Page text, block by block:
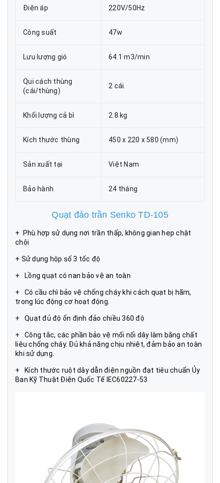
Điện áp 220V/50Hz
Công suất 47w
Lưu lượng gió 64.1 m3/min
Qui cách thùng
(cái/thùng)
2 cái.
Khối lượng cả bì 2.8 kg
Kích thước thùng 450 x 220 x 580 (mm)
Sản xuất tại Việt Nam
Bảo hành 24 tháng
Quạt đảo trần Senko TD-105
+ Phù hợp sử dụng nơi trần thấp, không gian hẹp chật
chội
+ Sử dụng hộp số 3 tốc độ
+ Lồng quạt có nan bảo vệ an toàn
+ Có cầu chì bảo vệ chống cháy khi cách quạt bị hãm,
trong lúc động cơ hoạt động.
+ Quạt đủ độ ổn định đảo chiều 360 độ
+ Công tắc, các phần bảo vệ mối nối dây làm bằng chất
liệu chống cháy. Đủ khả năng chịu nhiệt, đảm bảo an toàn
khi sử dụng.
+ Kích thước ruột dây dẫn điện nguồn đạt tiêu chuẩn Ủy
Ban Kỹ Thuật Điện Quốc Tế IEC60227-53